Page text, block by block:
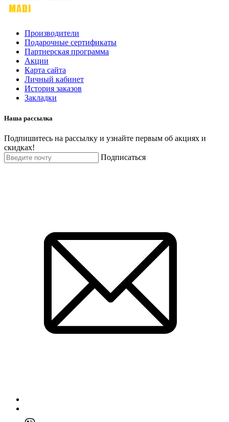
Производители
Подарочные сертификаты
Партнерская программа
Акции
Карта сайта
Личный кабинет
История заказов
Закладки
Наша рассылка
Подпишитесь на рассылку и узнайте первым об акциях и
скидках!
Подписаться